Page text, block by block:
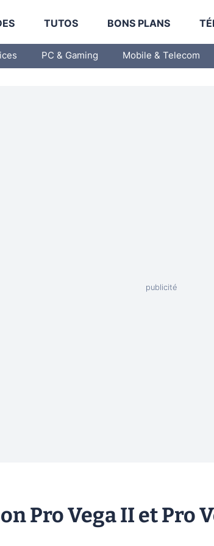
TUTOS BONS PLANS
PC & Gaming Mobile & Telecom
Pro Vega II et Pro